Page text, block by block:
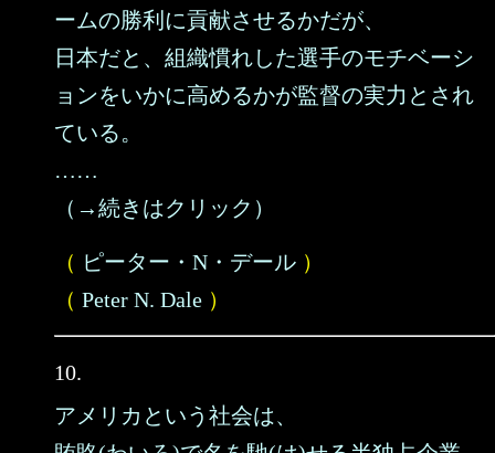
ームの勝利に貢献させるかだが、
日本だと、組織慣れした選手のモチベーシ
ョンをいかに高めるかが監督の実力とされ
ている。
……
（→続きはクリック）
（ ピーター・N・デール ）
（ Peter N. Dale ）
10.
アメリカという社会は、